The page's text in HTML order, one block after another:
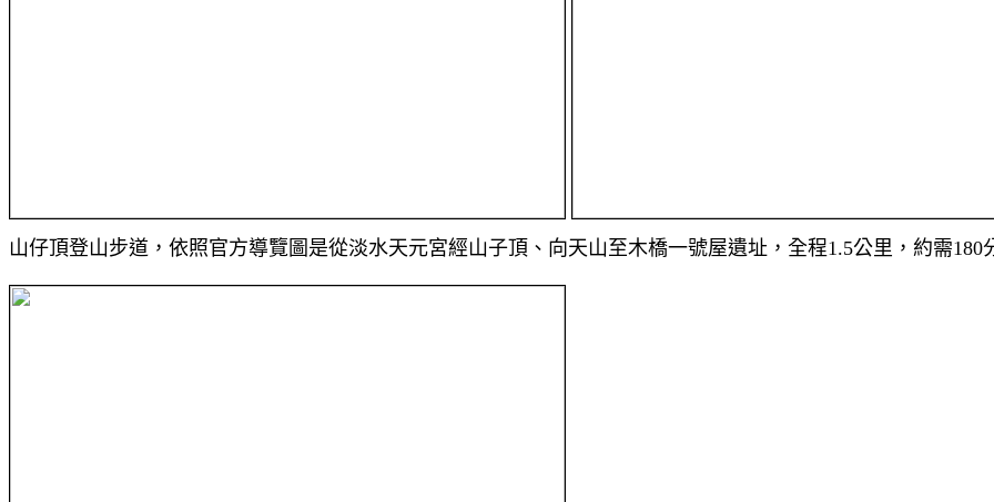
山仔頂登山步道，依照官方導覽圖是從淡水天元宮經山子頂、向天山至木橋一號屋遺址，全程1.5公里，約需180